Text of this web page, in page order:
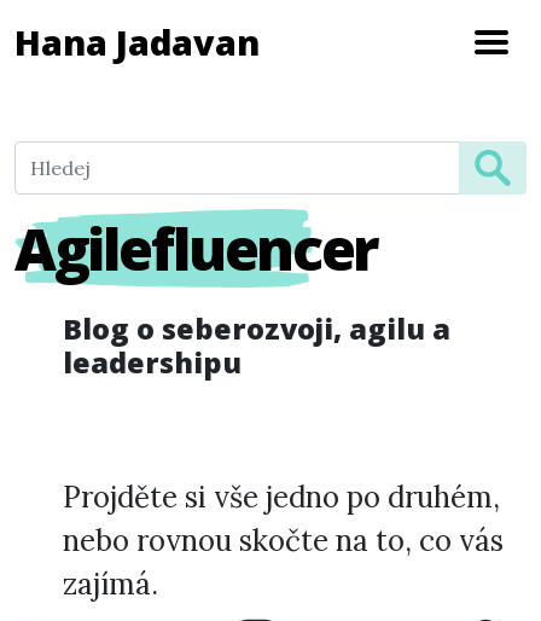
Hana Jadavan
Agilefluencer
Blog o seberozvoji, agilu a
leadershipu
Projděte si vše jedno po druhém,
nebo rovnou skočte na to, co vás
zajímá.